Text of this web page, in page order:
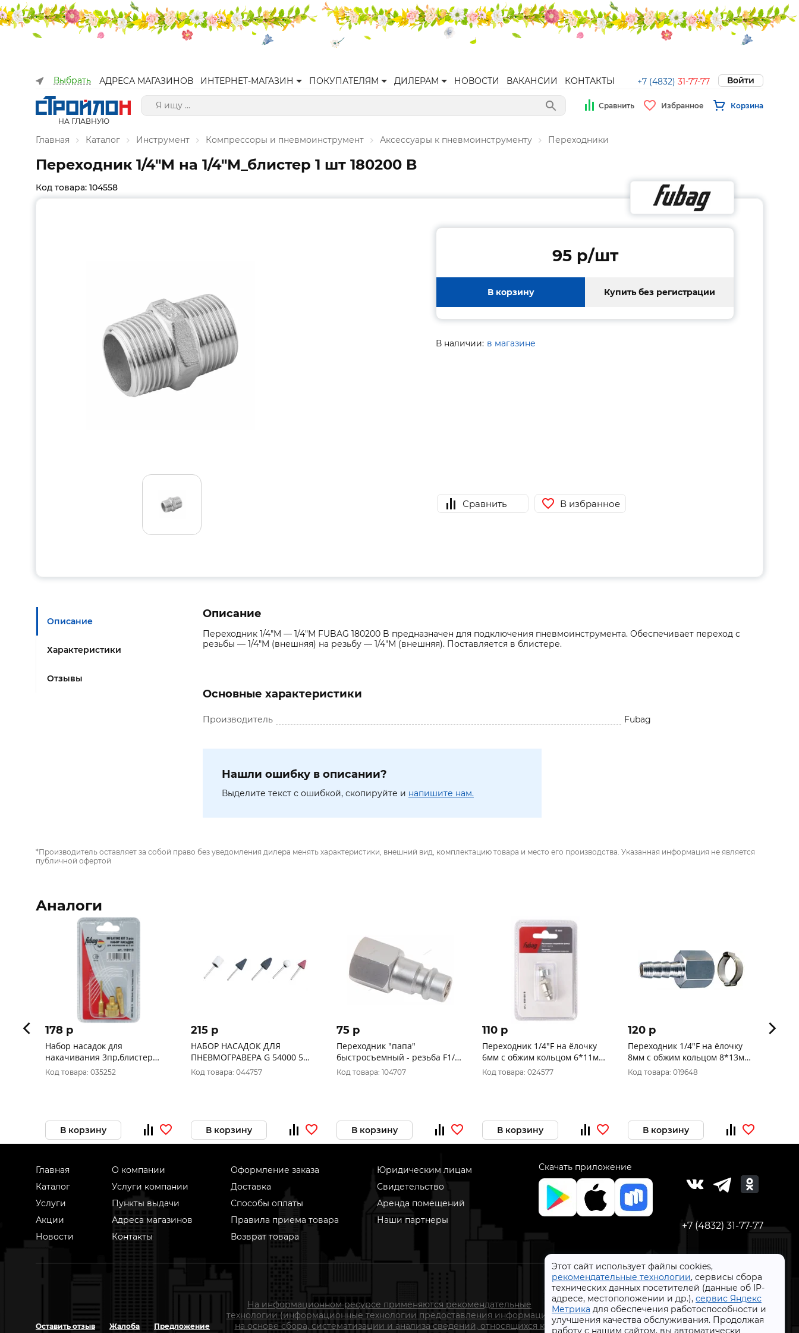
Выбрать АДРЕСА МАГАЗИНОВ ИНТЕРНЕТ-МАГАЗИН ПОКУПАТЕЛЯМ ДИЛЕРАМ НОВОСТИ ВАКАНСИИ КОНТАКТЫ +7 (4832) 31-77-77 Войти
НА ГЛАВНУЮ
Сравнить Избранное Корзина
Главная Каталог Инструмент Компрессоры и пневмоинструмент Аксессуары к пневмоинструменту Переходники
Этот сайт использует файлы cookies,
рекомендательные технологии, сервисы сбора
технических данных посетителей (данные об IP-
адресе, местоположении и др.), сервис Яндекс
Метрика для обеспечения работоспособности и
улучшения качества обслуживания. Продолжая
работу с нашим сайтом, вы автоматически
Переходник 1/4"M на 1/4"М_блистер 1 шт 180200 B
Код товара: 104558
95 p/шт
В корзину Купить без регистрации
В наличии: в магазине
Сравнить В избранное
Описание
Характеристики
Отзывы
Описание
Переходник 1/4"M — 1/4"М FUBAG 180200 B предназначен для подключения пневмоинструмента. Обеспечивает переход с
резьбы — 1/4"M (внешняя) на резьбу — 1/4"M (внешняя). Поставляется в блистере.
Основные характеристики
Производитель Fubag
Нашли ошибку в описании?
Выделите текст с ошибкой, скопируйте и напишите нам.
*Производитель оставляет за собой право без уведомления дилера менять характеристики, внешний вид, комплектацию товара и место его производства. Указанная информация не является
публичной офертой
Аналоги
178 p
Набор насадок для
накачивания 3пр,блистер
110119
Код товара: 035252
В корзину
215 p
НАБОР НАСАДОК ДЛЯ
ПНЕВМОГРАВЕРА G 54000 5
ШТ. 100451
Код товара: 044757
В корзину
75 p
Переходник "папа"
быстросъемный - резьба F1/4"
NORDBERG NPM32
Код товара: 104707
В корзину
110 p
Переходник 1/4"F на ёлочку
6мм с обжим кольцом 6*11мм
(180250В)
Код товара: 024577
В корзину
120 p
Переходник 1/4"F на ёлочку
8мм с обжим кольцом 8*13мм
(180251В)
Код товара: 019648
В корзину
135
Главная
Каталог
Услуги
Акции
Новости
О компании
Услуги компании
Пункты выдачи
Адреса магазинов
Контакты
Оформление заказа
Доставка
Способы оплаты
Правила приема товара
Возврат товара
Юридическим лицам
Свидетельство
Аренда помещений
Наши партнеры
Скачать приложение
+7 (4832) 31-77-77
Оставить отзыв Жалоба Предложение
На информационном ресурсе применяются рекомендательные
технологии (информационные технологии предоставления информации
на основе сбора, систематизации и анализа сведений, относящихся к
СтройлоН 1998-2026 г.
Публичная оферта